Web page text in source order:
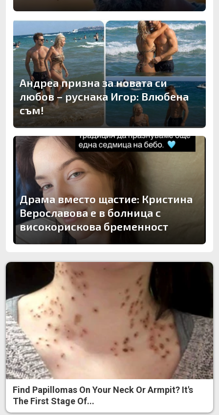
Андреа призна за новата си
любов – руснака Игор: Влюбена
съм!
Драма вместо щастие: Кристина
Верославова е в болница с
високорискова бременност
Find Papillomas On Your Neck Or Armpit? It's
The First Stage Of...